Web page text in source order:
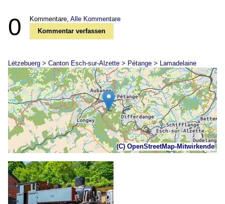
0 Kommentare, Alle Kommentare
Kommentar verfassen
Lëtzebuerg > Canton Esch-sur-Alzette > Pétange > Lamadelaine
(C) OpenStreetMap-Mitwirkende